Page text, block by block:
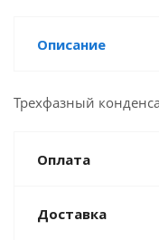
Описание
Трехфазный
Оплата
Доставка